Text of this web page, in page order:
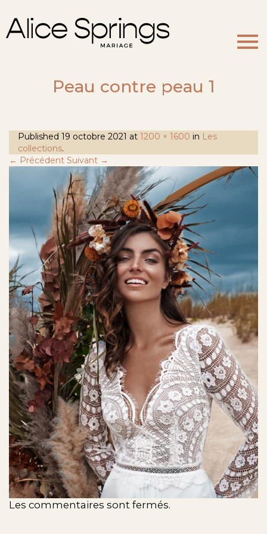
Peau contre peau 1
Published 19 octobre 2021 at 1200 × 1600 in Les
collections.
← Précédent Suivant →
Les commentaires sont fermés.